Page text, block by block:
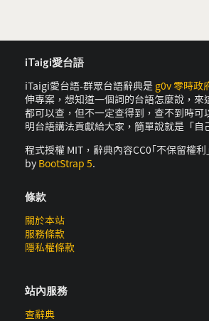
iTaigi愛台語
iTaigi愛台語-群眾台語辭典是 g0v 零時政
伸專案，想知道一個詞的台語怎麼說，來
都可以查，但不一定查得到，查不到時可
明台語講法貢獻給大家，簡單說就是「自
程式授權 MIT，辭典內容CC0｢不保留權
by BootStrap 5.
條款
關於本站
服務條款
隱私權條款
站內服務
查辭典